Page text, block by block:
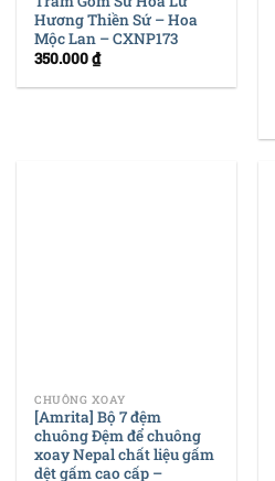
Hương Thiền Sứ – Hoa
Mộc Lan – CXNP173
350.000₫
CHUÔNG XOAY
[Amrita] Bộ 7 đệm
chuông Đệm để chuông
xoay Nepal chất liệu gấm
dệt gấm cao cấp –